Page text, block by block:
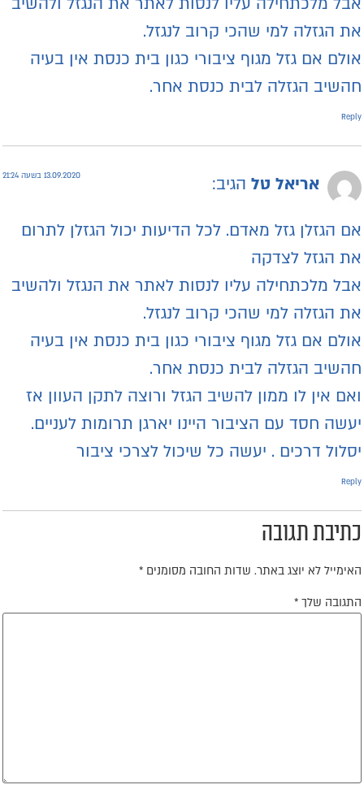
הגזלה למי שהכי קרוב לנגזל.
אם גזל מגוף ציבורי כגון בית כנסת אין בעיה
הגזלה לבית כנסת אחר.
אריאל טל הגיב: 13.09.2020 בשעה 21:24
הגזלן גזל מאדם. לכל הדיעות יכול הגזלן לתרום
הגזל לצדקה
מלכתחילה עליו לנסות לאתר את הנגזל ולהשיב
הגזלה למי שהכי קרוב לנגזל.
אם גזל מגוף ציבורי כגון בית כנסת אין בעיה
הגזלה לבית כנסת אחר.
אין לו ממון להשיב הגזל ורוצה לתקן העוון אז
חסד עם הציבור היינו יארגן תרומות לעניים.
דרכים . יעשה כל שיכול לצרכי ציבור
תגובה
לא יוצג באתר. שדות החובה מסומנים
שלך*